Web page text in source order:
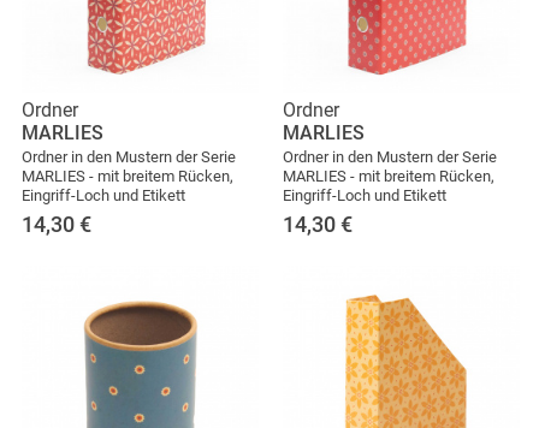
Ordner
MARLIES
Ordner in den Mustern der Serie
MARLIES - mit breitem Rücken,
Eingriff-Loch und Etikett
14,30 €
Ordner
MARLIES
Ordner in den Mustern der Serie
MARLIES - mit breitem Rücken,
Eingriff-Loch und Etikett
14,30 €